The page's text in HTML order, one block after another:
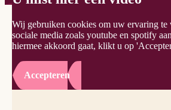
Wij gebruiken cookies om uw ervaring te
sociale media zoals youtube en spotify
hiermee akkoord gaat, klikt u op
Accepteren